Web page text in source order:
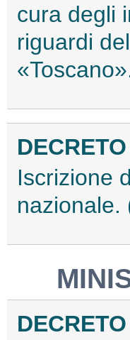
cura degli
riguardi
Iscrizione
nazionale.